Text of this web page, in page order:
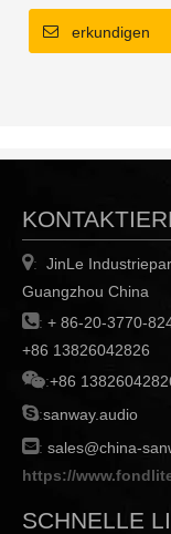
symmetrisches
gleichmäßige
erkundigen
:
JinLe
Guangzhou China
: + 86-20-3770-
+86 13826042826
:+86
:sanway.audio
: sales@china-
https://
SCHNELLE